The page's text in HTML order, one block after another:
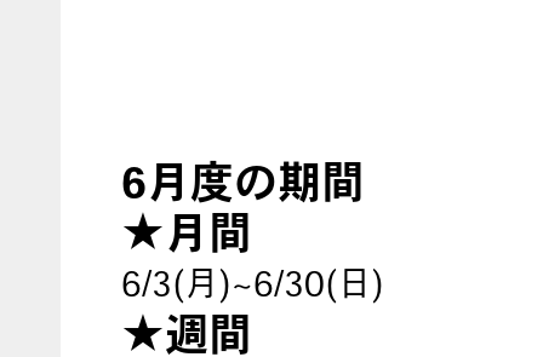
6月度の期間
★月間
6/3(月)~6/30(日)
★週間